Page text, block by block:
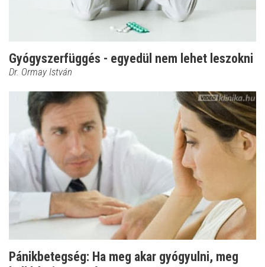
Gyógyszerfüggés - egyedül nem lehet leszokni
Dr. Ormay István
Pánikbetegség: Ha meg akar gyógyulni, meg